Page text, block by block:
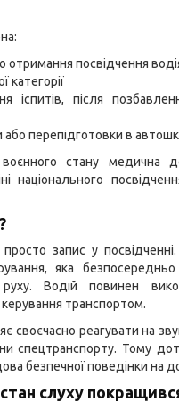
отримання посвідчення
категорії
іспитів, після
або перепідготовки в
стану медична
національного
запис у
яка
Водій повинен
транспортом.
своєчасно реагувати на
спецтранспорту. Тому
безпечної поведінки на
слуху